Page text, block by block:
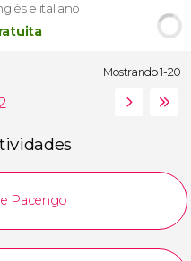
e italiano
Mostrando 1-20
Pacengo